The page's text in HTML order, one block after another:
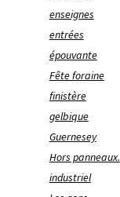
enseignes
entrées
épouvante
Fête foraine
finistère
gelbique
Guernesey
Hors panneaux.
industriel